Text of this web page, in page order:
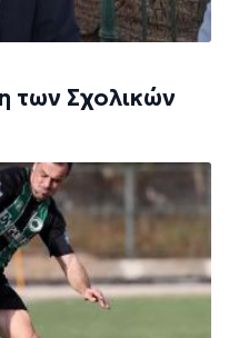
των Σχολικών